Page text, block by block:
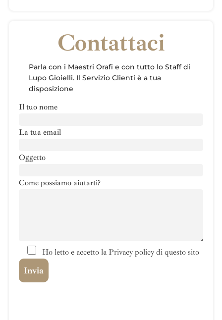
Contattaci
Parla con i Maestri Orafi e con tutto lo Staff di
Lupo Gioielli. Il Servizio Clienti è a tua
disposizione
Il tuo nome
La tua email
Oggetto
Come possiamo aiutarti?
Ho letto e accetto la Privacy policy di questo sito